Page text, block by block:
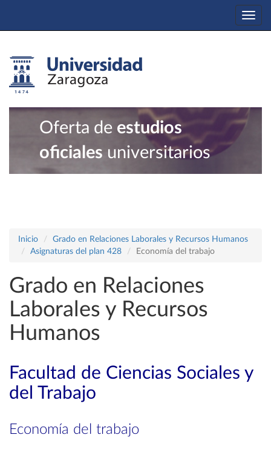
Oferta de estudios
oficiales universitarios
Inicio
Grado en Relaciones Laborales y Recursos Humanos
Asignaturas del plan 428
Economía del trabajo
Grado en Relaciones
Laborales y Recursos
Humanos
Facultad de Ciencias Sociales y
del Trabajo
Economía del trabajo